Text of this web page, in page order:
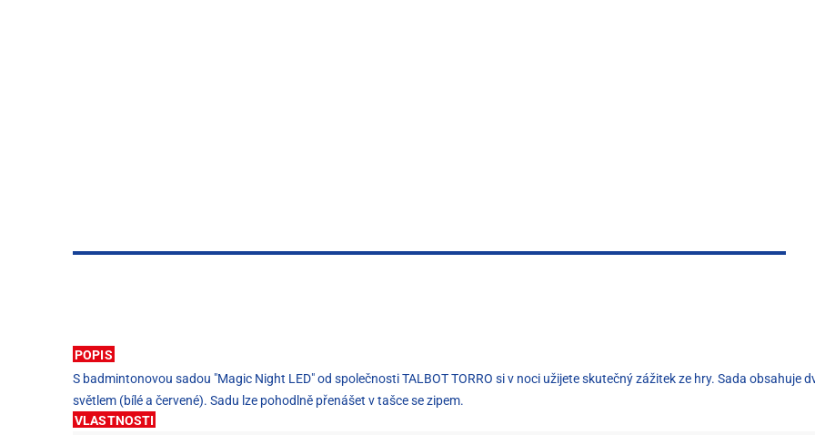
POPIS
S badmintonovou sadou "Magic Night LED" od společnosti TALBOT TORRO si v noci užijete skutečný zážitek ze hry. Sada obsahuje
světlem (bílé a červené). Sadu lze pohodlně přenášet v tašce se zipem.
VLASTNOSTI